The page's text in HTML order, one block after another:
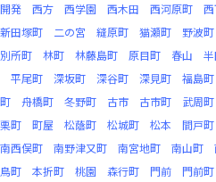
発 西方 西学園 西木田 西河原町
新田塚町 二の宮 縫原町 猫瀬町 野波町
所町 林町 林藤島町 原目町 春山
平尾町 深坂町 深谷町 深見町 福島町
舟橋町 冬野町 古市 古市町 武周町
町 町屋 松蔭町 松城町 松本 間戸町
南西俣町 南野津又町 南宮地町 南山町
町 本折町 桃園 森行町 門前 門前町